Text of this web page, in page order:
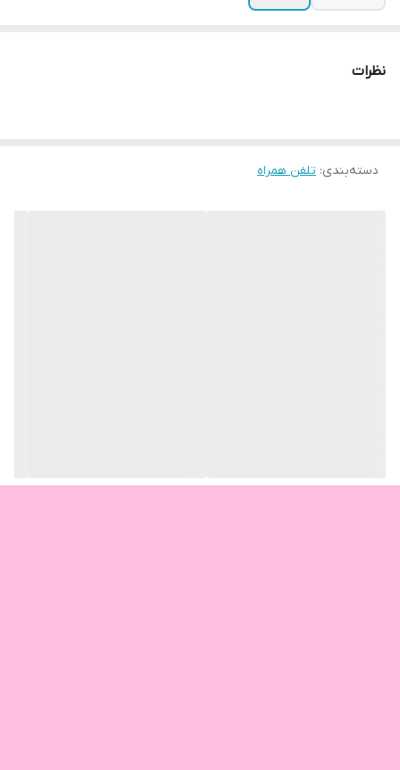
نظرات
دسته‌بندی: تلفن همراه